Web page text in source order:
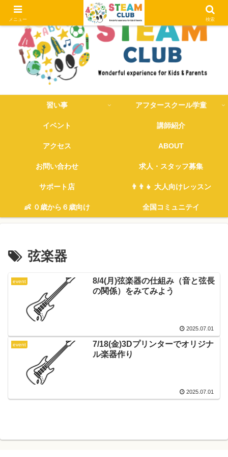
習い事 アフタースクール学童
イベント 講師紹介
アクセス ABOUT
お問い合わせ 求人・スタッフ募集
サポート店 👨‍👨‍👧 大人向けレッスン
👶 ０歳から６歳向け 全国コミュニテイ
弦楽器
event
8/4(月)弦楽器の仕組み（音と弦長
の関係）をみてみよう
2025.07.01
event
7/18(金)3Dプリンターでオリジナ
ル楽器作り
2025.07.01
メニュー 検索